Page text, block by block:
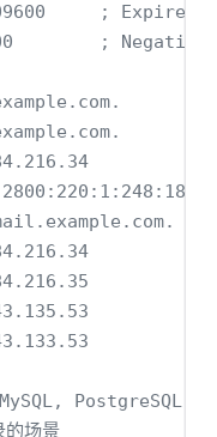
; Expire
; Negative
PostgreSQL,
场景